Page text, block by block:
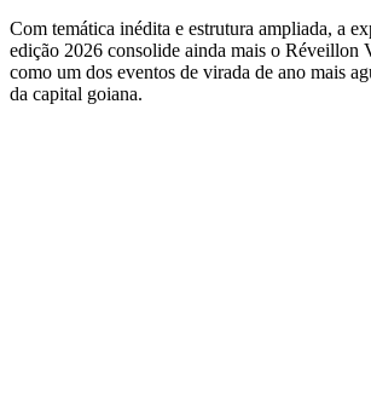
Com temática inédita e estrutura ampliada, a
edição 2026 consolide ainda mais o Réveillon
como um dos eventos de virada de ano mais
da capital goiana.